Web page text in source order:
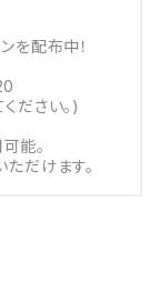
を配布中！
ださい。)
能。
だけます。